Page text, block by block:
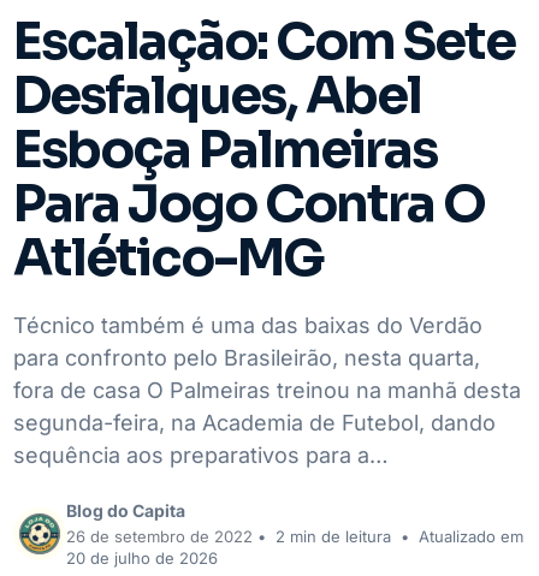
Escalação: Com Sete
Desfalques, Abel
Esboça Palmeiras
Para Jogo Contra O
Atlético-MG
Técnico também é uma das baixas do Verdão
para confronto pelo Brasileirão, nesta quarta,
fora de casa O Palmeiras treinou na manhã desta
segunda-feira, na Academia de Futebol, dando
sequência aos preparativos para a…
Blog do Capita
26 de setembro de 2022 • 2 min de leitura •
Atualizado em
20 de julho de 2026